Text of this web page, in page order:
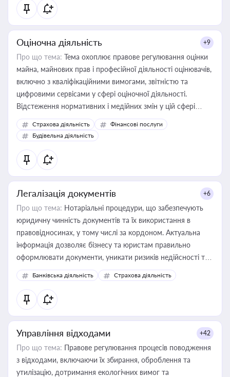
Оціночна діяльність +9
Про що тема: Тема охоплює правове регулювання оцінки
майна, майнових прав і професійної діяльності оцінювачів,
включно з кваліфікаційними вимогами, звітністю та
цифровими сервісами у сфері оціночної діяльності.
Відстеження нормативних і медійних змін у цій сфері
корисне для власника бізнесу, керівника, юриста або
бухгалтера під час оподаткування, приватизації, оренди
державного майна, корпоративних угод і перевірки
статусу суб'єктів оціночної діяльності
Страхова діяльність
Фінансові послуги
Будівельна діяльність
Легалізація документів +6
Про що тема: Нотаріальні процедури, що забезпечують
юридичну чинність документів та їх використання в
правовідносинах, у тому числі за кордоном. Актуальна
інформація дозволяє бізнесу та юристам правильно
оформлювати документи, уникати ризиків недійсності та
забезпечувати їх належне прийняття органами влади та
контрагентами
Банківська діяльність Страхова діяльність
Управління відходами +42
Про що тема: Правове регулювання процесів поводження
з відходами, включаючи їх збирання, оброблення та
утилізацію, дотримання екологічних вимог та